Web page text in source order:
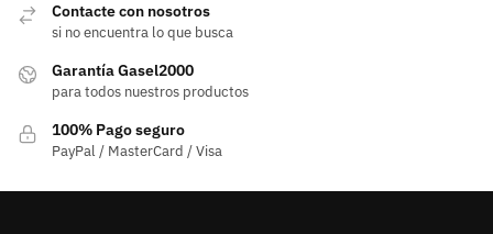
Contacte con nosotros
si no encuentra lo que busca
Garantía Gasel2000
para todos nuestros productos
100% Pago seguro
PayPal / MasterCard / Visa